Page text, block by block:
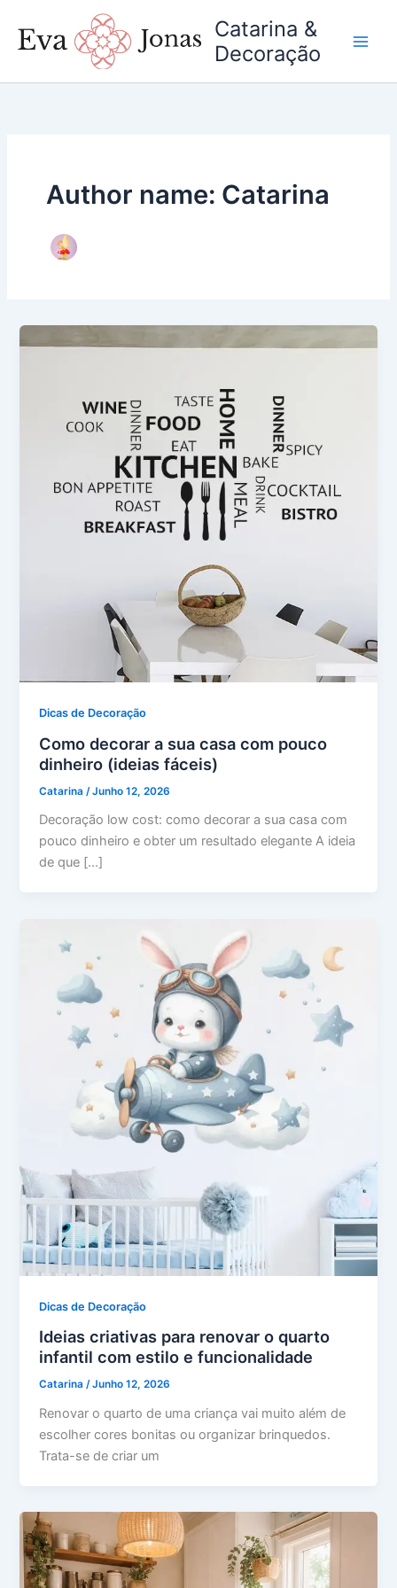
content
Catarina &
Decoração
Author name: Catarina
Dicas de Decoração
Como decorar a sua casa com pouco
dinheiro (ideias fáceis)
Catarina /Junho 12, 2026
Decoração low cost: como decorar a sua casa com
pouco dinheiro e obter um resultado elegante A ideia
de que […]
Dicas de Decoração
Ideias criativas para renovar o quarto
infantil com estilo e funcionalidade
Catarina/Junho 12, 2026
Renovar o quarto de uma criança vai muito além de
escolher cores bonitas ou organizar brinquedos.
Trata-se de criar um